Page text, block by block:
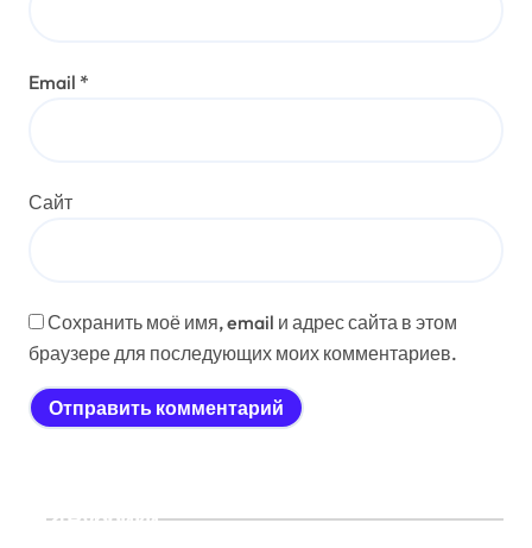
Email *
Сайт
Сохранить моё имя, email и адрес сайта в этом
браузере для последующих моих комментариев.
Рубрики